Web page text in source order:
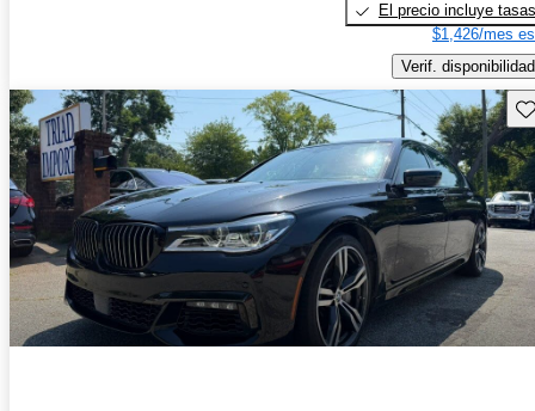
El precio incluye tasas
$1,426/mes
Verif. disponibilidad